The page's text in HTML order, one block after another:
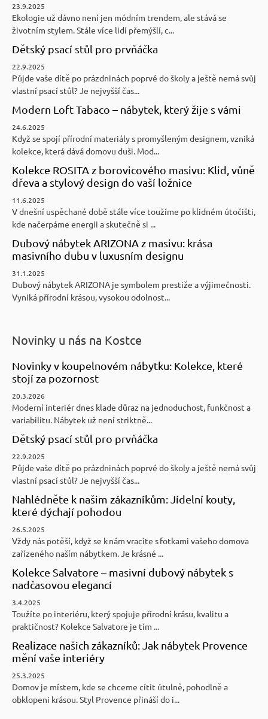
23.9.2025
Ekologie už dávno není jen módním trendem, ale stává se
životním stylem. Stále více lidí přemýšlí, c...
Dětský psací stůl pro prvňáčka
22.9.2025
Půjde vaše dítě po prázdninách poprvé do školy a ještě nemá svůj
vlastní psací stůl? Je nejvyšší čas...
Modern Loft Tabaco – nábytek, který žije s vámi
24.6.2025
Když se spojí přírodní materiály s promyšleným designem, vzniká
kolekce, která dává domovu duši. Mod...
Kolekce ROSITA z borovicového masivu: Klid, vůně
dřeva a stylový design do vaší ložnice
11.6.2025
V dnešní uspěchané době stále více toužíme po klidném útočišti,
kde načerpáme energii a skutečně si ...
Dubový nábytek ARIZONA z masivu: krása
masivního dubu v luxusním designu
31.1.2025
Dubový nábytek ARIZONA je symbolem prestiže a výjimečnosti.
Vyniká přírodní krásou, vysokou odolnost...
Novinky u nás na Kostce
Novinky v koupelnovém nábytku: Kolekce, které
stojí za pozornost
20.3.2026
Moderní interiér dnes klade důraz na jednoduchost, funkčnost a
variabilitu. Nábytek už není striktně...
Dětský psací stůl pro prvňáčka
22.9.2025
Půjde vaše dítě po prázdninách poprvé do školy a ještě nemá svůj
vlastní psací stůl? Je nejvyšší čas...
Nahlédněte k našim zákazníkům: Jídelní kouty,
které dýchají pohodou
26.5.2025
Vždy nás potěší, když se k nám vracíte s fotkami vašeho domova
zařízeného naším nábytkem. Je krásné ...
Kolekce Salvatore – masivní dubový nábytek s
nadčasovou elegancí
3.4.2025
Toužíte po interiéru, který spojuje přírodní krásu, kvalitu a
praktičnost? Kolekce Salvatore je tím ...
Realizace našich zákazníků: Jak nábytek Provence
mění vaše interiéry
25.3.2025
Domov je místem, kde se chceme cítit útulně, pohodlně a
obklopeni krásou. Styl Provence přináší do i...